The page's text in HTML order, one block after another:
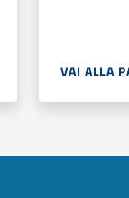
VAI ALLA